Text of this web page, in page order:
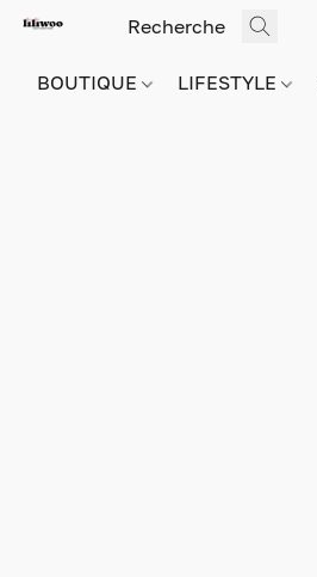
BOUTIQUE LIFESTYLE